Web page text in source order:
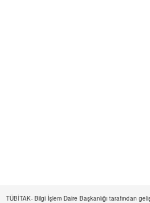
TÜBİTAK- Bilgi İşlem Daire Başkanlığı tarafından